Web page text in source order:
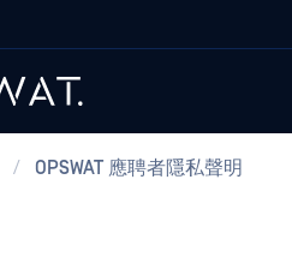
/ OPSWAT 應聘者隱私聲明